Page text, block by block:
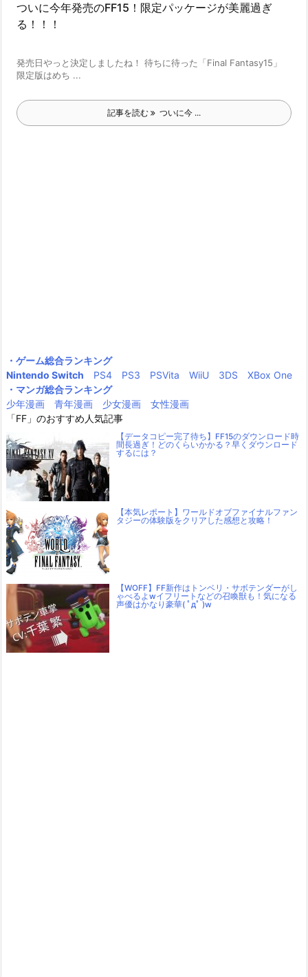
ついに今年発売のFF15！限定パッケージが美麗過ぎ
る！！！
発売日やっと決定しましたね！ 待ちに待った「Final Fantasy15」
限定版はめち ...
記事を読む ついに今 ...
・ゲーム総合ランキング
Nintendo Switch
PS4 PS3 PSVita WiiU 3DS
XBox One
・マンガ総合ランキング
少年漫画
青年漫画 少女漫画
女性漫画
「FF」のおすすめ人気記事
【データコピー完了待ち】FF15のダウンロード時
間長過ぎ！どのくらいかかる？早くダウンロード
するには？
【本気レポート】ワールドオブファイナルファン
タジーの体験版をクリアした感想と攻略！
【WOFF】FF新作はトンベリ・サボテンダーがし
ゃべるよwイフリートなどの召喚獣も！気になる
声優はかなり豪華( ﾟдﾟ )w